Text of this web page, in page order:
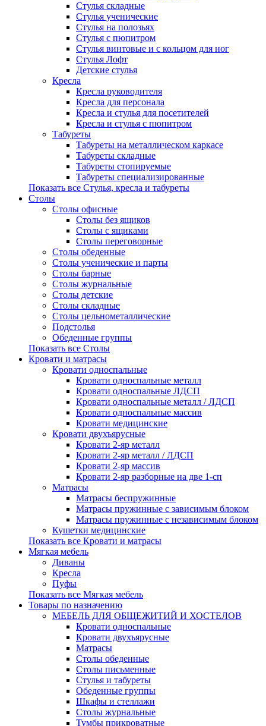
Стулья складные
Стулья ученические
Стулья на полозьях
Стулья с пюпитром
Стулья винтовые и с кольцом для ног
Стулья Лофт
Детские стулья
Кресла
Кресла руководителя
Кресла для персонала
Кресла и стулья для посетителей
Кресла и стулья с пюпитром
Табуреты
Табуреты на металлическом каркасе
Табуреты складные
Табуреты стопируемые
Табуреты специализированные
Показать все Стулья, кресла и табуреты
Столы
Столы офисные
Столы без ящиков
Столы с ящиками
Столы переговорные
Столы обеденные
Столы ученические и парты
Столы барные
Столы журнальные
Столы детские
Столы складные
Столы цельнометаллические
Подстолья
Обеденные группы
Показать все Столы
Кровати и матрасы
Кровати односпальные
Кровати односпальные металл
Кровати односпальные ЛДСП
Кровати односпальные металл / ЛДСП
Кровати односпальные массив
Кровати медицинские
Кровати двухъярусные
Кровати 2-яр металл
Кровати 2-яр металл / ЛДСП
Кровати 2-яр массив
Кровати 2-яр разборные на две 1-сп
Матрасы
Матрасы беспружинные
Матрасы пружинные с зависимым блоком
Матрасы пружинные с независимым блоком
Кушетки медицинские
Показать все Кровати и матрасы
Мягкая мебель
Диваны
Кресла
Пуфы
Показать все Мягкая мебель
Товары по назначению
МЕБЕЛЬ ДЛЯ ОБЩЕЖИТИЙ И ХОСТЕЛОВ
Кровати односпальные
Кровати двухъярусные
Матрасы
Столы обеденные
Столы письменные
Стулья и табуреты
Обеденные группы
Шкафы и стеллажи
Столы журнальные
Тумбы прикроватные